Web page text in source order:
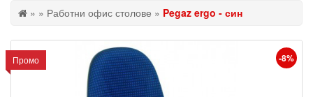
» » Работни офис столове » Pegaz ergo - син
Промо -8%